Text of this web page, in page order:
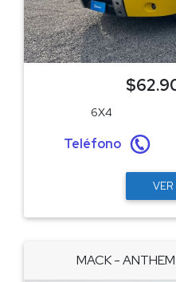
6X4
Teléfono
VER
MACK - ANTHEM